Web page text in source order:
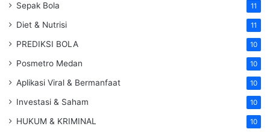
Sepak Bola 11
Diet & Nutrisi 11
PREDIKSI BOLA 10
Posmetro Medan 10
Aplikasi Viral & Bermanfaat 10
Investasi & Saham 10
HUKUM & KRIMINAL 10